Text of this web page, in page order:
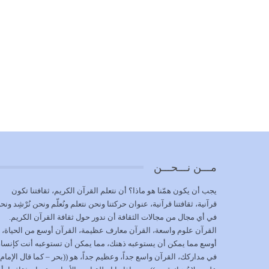
مـــن نـــحـــن
يجب أن يكون همّنا هو ماذا؟ أن نتعلم القرآن الكريم، ثقافتنا تكون
قرآنية، ثقافتنا قرآنية، عنوان حركتنا ونحن نتعلم ونُعلّم ونحن نُرْشِد
في أي مجال من مجالات الثقافة أن ندور حول ثقافة القرآن الكريم.
القرآن علوم واسعة، القرآن معارف عظيمة، القرآن أوسع من الحياة،
أوسع مما يمكن أن يستوعبه ذهنك، مما يمكن أن تستوعبه أنت
في مداركك، القرآن واسع جداً، وعظيم جداً، هو ((بحر – كما قال الإمام